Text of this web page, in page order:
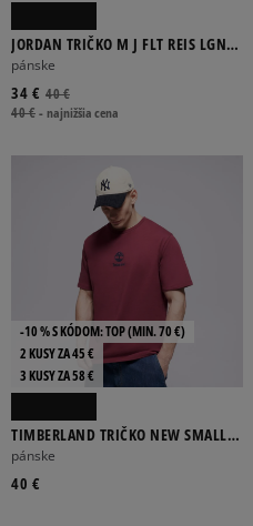
JORDAN TRIČKO M J FLT REIS LGND
SS CREW
pánske
40 €
34 €
40 €-najnižšia cena
-10 % S KÓDOM: TOP (MIN. 70 €)
2 KUSY ZA 45 €
3 KUSY ZA 58 €
TIMBERLAND TRIČKO NEW SMALL
LOGO PRINT SS TEE BURGUNDY
pánske
40 €